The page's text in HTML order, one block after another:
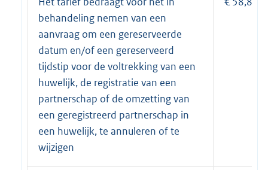
behandeling nemen van een
aanvraag om een gereserveerde
datum en/of een gereserveerd
tijdstip voor de voltrekking van een
huwelijk, de registratie van een
partnerschap of de omzetting van
een geregistreerd partnerschap in
een huwelijk, te annuleren of te
wijzigen